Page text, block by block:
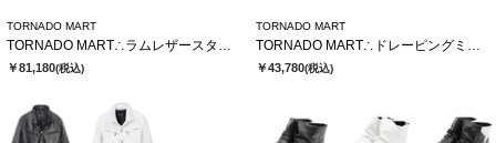
TORNADO MART
￥81,180(税込)
TORNADO MART
￥43,780(税込)